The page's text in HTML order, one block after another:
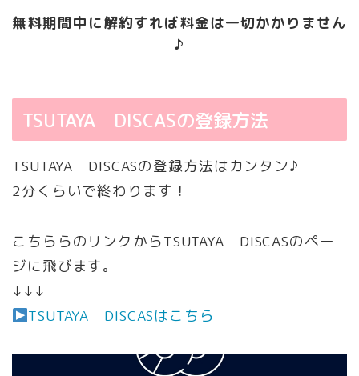
無料期間中に解約すれば料金は一切かかりません
♪
TSUTAYA DISCASの登録方法
TSUTAYA DISCASの登録方法はカンタン♪
2分くらいで終わります！
こちららのリンクからTSUTAYA DISCASのペー
ジに飛びます。
↓↓↓
TSUTAYA DISCASはこちら